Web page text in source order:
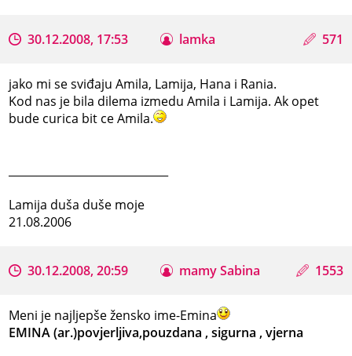
30.12.2008, 17:53 lamka 571
jako mi se sviđaju Amila, Lamija, Hana i Rania.
Kod nas je bila dilema izmedu Amila i Lamija. Ak opet
bude curica bit ce Amila.
Lamija duša duše moje
21.08.2006
30.12.2008, 20:59 mamy Sabina 1553
Meni je najljepše žensko ime-Emina
EMINA (ar.)povjerljiva,pouzdana , sigurna , vjerna